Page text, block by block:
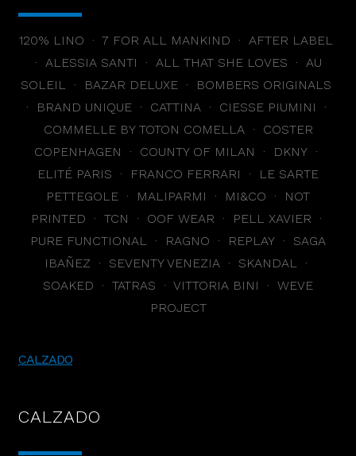
120% LINO · 7 FOR ALL MANKIND · AFTER LABEL
· ALESSIA SANTI · ALL THAT SHE LOVES · AU
SOLEIL · BAZAR DELUXE · BOMBERS ORIGINALS
· BRAND UNIQUE · CATTINA · CIESSE PIUMINI ·
COMMELLE BY TOTON COMELLA · COSTER
COPENHAGEN · COUNTY OF MILAN · DKNY ·
ELITÉ PARIS · FRANCO FERRARI · LE SARTE
PETTEGOLE · MALIPARMI · MI&CO · NOT
PRINTED · TCN · OOF WEAR · PELL XAVIER ·
PURE FUNCTIONAL · RAGNO · REPLAY · SAGA
IBAÑEZ · SEVENTY VENEZIA · SKANDAL ·
SOAKED · TATRAS · VITTORIA BINI · WEVE
PROJECT
CALZADO
CALZADO